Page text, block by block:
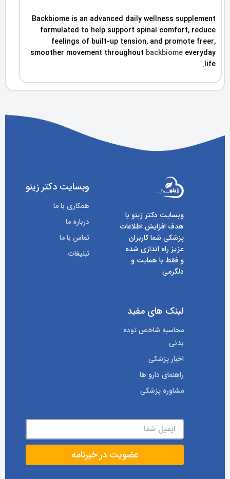
Backbiome is an advanced daily wellness supplement
formulated to help support spinal comfort, reduce
feelings of built-up tension, and promote freer,
smoother movement throughout backbiome everyday
life.
وبسایت دکتر زینو با
هدف افزایش اطلاعات
پزشکی شما کاربران
عزیز راه اندازی شده
و فقط با همایت و
دلگرمی
وبسایت دکتر زینو
همکاری با ما
درباره ما
تماس با ما
تبلیغات
لینک های مفید
محاسبه شاخص توده
بدنی
اخبار پزشکی
راهنمای دارو ها
مشاوره پزشکی